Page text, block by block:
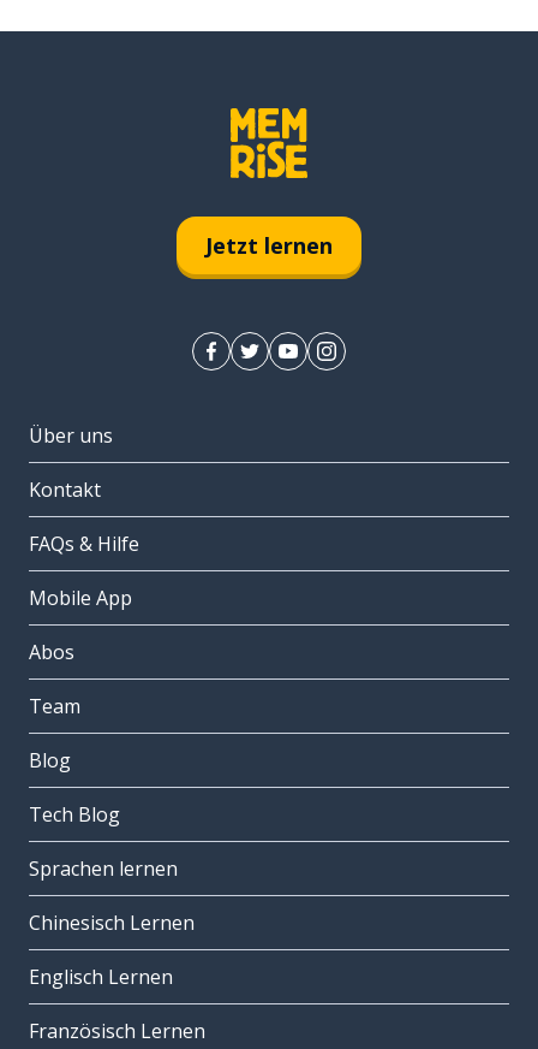
Jetzt lernen
Über uns
Kontakt
FAQs & Hilfe
Mobile App
Abos
Team
Blog
Tech Blog
Sprachen lernen
Chinesisch Lernen
Englisch Lernen
Französisch Lernen